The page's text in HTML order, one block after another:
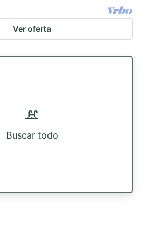
Ver oferta
Buscar todo